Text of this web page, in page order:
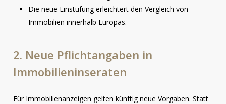
Die neue Einstufung erleichtert den Vergleich von
Immobilien innerhalb Europas.
2. Neue Pflichtangaben in
Immobilieninseraten
Für Immobilienanzeigen gelten künftig neue Vorgaben. Statt